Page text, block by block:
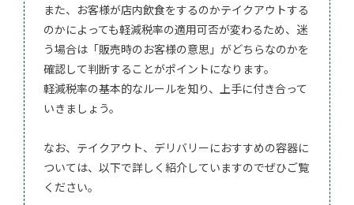
また、お客様が店内飲食をするのかテイクアウトする
のかによっても軽減税率の適用可否が変わるため、迷
う場合は「販売時のお客様の意思」がどちらなのかを
確認して判断することがポイントになります。
軽減税率の基本的なルールを知り、上手に付き合って
いきましょう。
なお、テイクアウト、デリバリーにおすすめの容器に
ついては、以下で詳しく紹介していますのでぜひご覧
ください。